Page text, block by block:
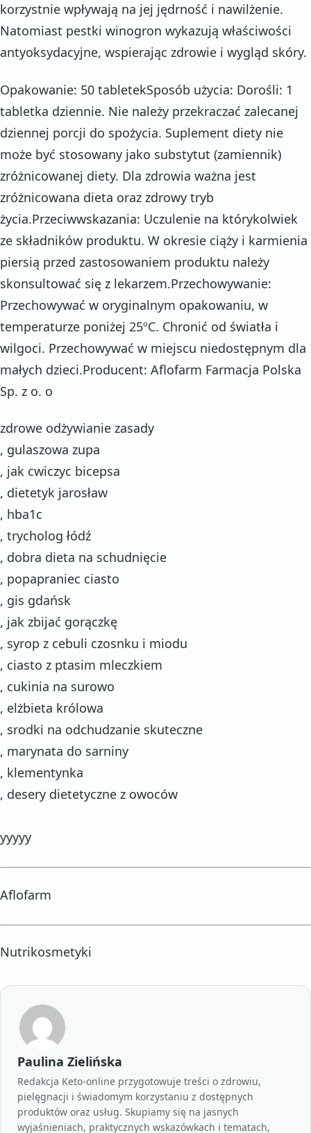
korzystnie wpływają na jej jędrność i nawilżenie.
Natomiast pestki winogron wykazują właściwości
antyoksydacyjne, wspierając zdrowie i wygląd skóry.
Opakowanie: 50 tabletekSposób użycia: Dorośli: 1
tabletka dziennie. Nie należy przekraczać zalecanej
dziennej porcji do spożycia. Suplement diety nie
może być stosowany jako substytut (zamiennik)
zróżnicowanej diety. Dla zdrowia ważna jest
zróżnicowana dieta oraz zdrowy tryb
życia.Przeciwwskazania: Uczulenie na którykolwiek
ze składników produktu. W okresie ciąży i karmienia
piersią przed zastosowaniem produktu należy
skonsultować się z lekarzem.Przechowywanie:
Przechowywać w oryginalnym opakowaniu, w
temperaturze poniżej 25ºC. Chronić od światła i
wilgoci. Przechowywać w miejscu niedostępnym dla
małych dzieci.Producent: Aflofarm Farmacja Polska
Sp. z o. o
zdrowe odżywianie zasady
, gulaszowa zupa
, jak cwiczyc bicepsa
, dietetyk jarosław
, hba1c
, trycholog łódź
, dobra dieta na schudnięcie
, popapraniec ciasto
, gis gdańsk
, jak zbijać gorączkę
, syrop z cebuli czosnku i miodu
, ciasto z ptasim mleczkiem
, cukinia na surowo
, elżbieta królowa
, srodki na odchudzanie skuteczne
, marynata do sarniny
, klementynka
, desery dietetyczne z owoców
yyyyy
Aflofarm
Nutrikosmetyki
Paulina Zielińska
Redakcja Keto-online przygotowuje treści o zdrowiu,
pielęgnacji i świadomym korzystaniu z dostępnych
produktów oraz usług. Skupiamy się na jasnych
wyjaśnieniach, praktycznych wskazówkach i tematach,